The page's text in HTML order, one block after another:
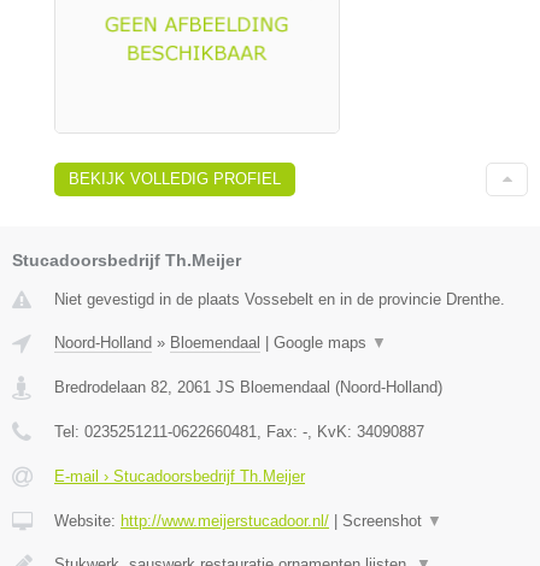
BEKIJK VOLLEDIG PROFIEL
Stucadoorsbedrijf Th.Meijer
Niet gevestigd in de plaats Vossebelt en in de provincie Drenthe.
Noord-Holland » Bloemendaal Google maps ▼
Bredrodelaan 82, 2061 JS Bloemendaal (Noord-Holland)
Tel: 0235251211-0622660481, Fax: -, KvK: 34090887
E-mail › Stucadoorsbedrijf Th.Meijer
Website: http://www.meijerstucadoor.nl/ Screenshot ▼